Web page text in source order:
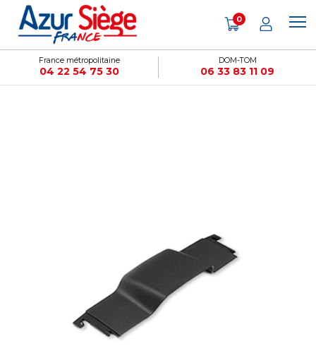
France métropolitaine
04 22 54 75 30
DOM-TOM
06 33 83 11 09
0
Panneau de gestion des cookies